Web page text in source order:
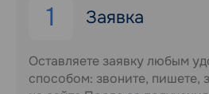
1 Заявка
Оставляете заявку любым
способом: звоните, пишете,